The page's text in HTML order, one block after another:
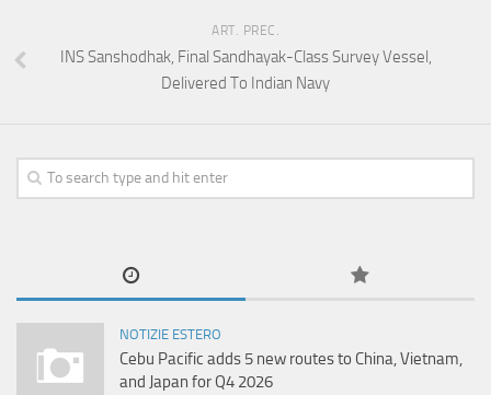
ART. PREC.
INS Sanshodhak, Final Sandhayak-Class Survey Vessel,
Delivered To Indian Navy
NOTIZIE ESTERO
Cebu Pacific adds 5 new routes to China, Vietnam,
and Japan for Q4 2026